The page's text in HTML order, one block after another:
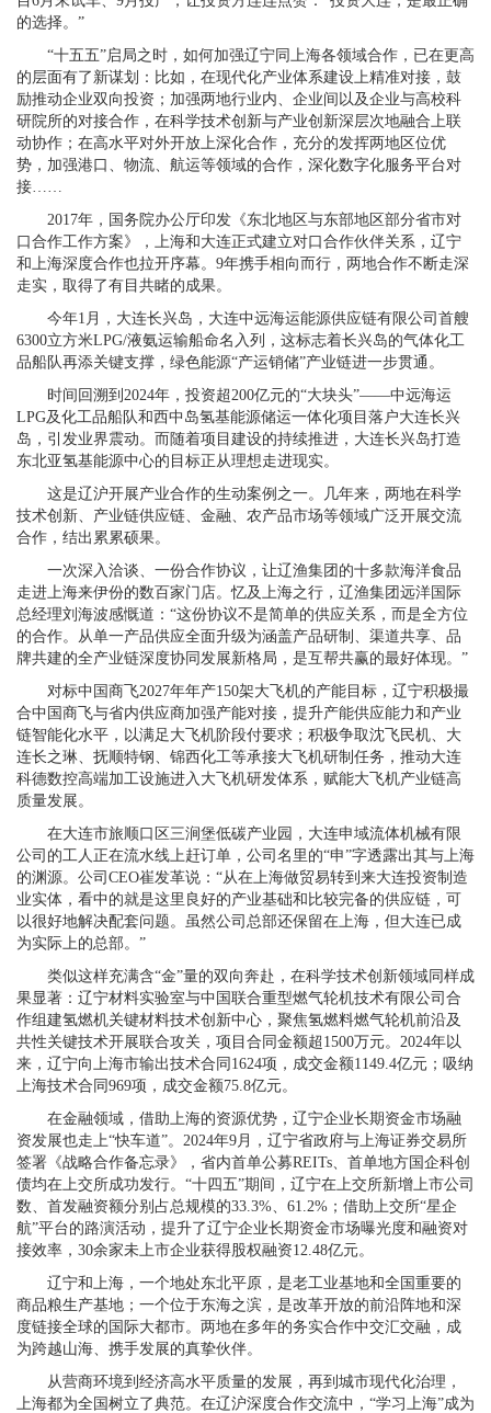
的选择。”
“十五五”启局之时，如何加强辽宁同上海各领域合作，已在更高
的层面有了新谋划：比如，在现代化产业体系建设上精准对接，鼓
励推动企业双向投资；加强两地行业内、企业间以及企业与高校科
研院所的对接合作，在科学技术创新与产业创新深层次地融合上联
动协作；在高水平对外开放上深化合作，充分的发挥两地区位优
势，加强港口、物流、航运等领域的合作，深化数字化服务平台对
接……
2017年，国务院办公厅印发《东北地区与东部地区部分省市对
口合作工作方案》，上海和大连正式建立对口合作伙伴关系，辽宁
和上海深度合作也拉开序幕。9年携手相向而行，两地合作不断走深
走实，取得了有目共睹的成果。
今年1月，大连长兴岛，大连中远海运能源供应链有限公司首艘
6300立方米LPG/液氨运输船命名入列，这标志着长兴岛的气体化工
品船队再添关键支撑，绿色能源“产运销储”产业链进一步贯通。
时间回溯到2024年，投资超200亿元的“大块头”——中远海运
LPG及化工品船队和西中岛氢基能源储运一体化项目落户大连长兴
岛，引发业界震动。而随着项目建设的持续推进，大连长兴岛打造
东北亚氢基能源中心的目标正从理想走进现实。
这是辽沪开展产业合作的生动案例之一。几年来，两地在科学
技术创新、产业链供应链、金融、农产品市场等领域广泛开展交流
合作，结出累累硕果。
一次深入洽谈、一份合作协议，让辽渔集团的十多款海洋食品
走进上海来伊份的数百家门店。忆及上海之行，辽渔集团远洋国际
总经理刘海波感慨道：“这份协议不是简单的供应关系，而是全方位
的合作。从单一产品供应全面升级为涵盖产品研制、渠道共享、品
牌共建的全产业链深度协同发展新格局，是互帮共赢的最好体现。”
对标中国商飞2027年年产150架大飞机的产能目标，辽宁积极撮
合中国商飞与省内供应商加强产能对接，提升产能供应能力和产业
链智能化水平，以满足大飞机阶段付要求；积极争取沈飞民机、大
连长之琳、抚顺特钢、锦西化工等承接大飞机研制任务，推动大连
科德数控高端加工设施进入大飞机研发体系，赋能大飞机产业链高
质量发展。
在大连市旅顺口区三涧堡低碳产业园，大连申域流体机械有限
公司的工人正在流水线上赶订单，公司名里的“申”字透露出其与上海
的渊源。公司CEO崔发革说：“从在上海做贸易转到来大连投资制造
业实体，看中的就是这里良好的产业基础和比较完备的供应链，可
以很好地解决配套问题。虽然公司总部还保留在上海，但大连已成
为实际上的总部。”
类似这样充满含“金”量的双向奔赴，在科学技术创新领域同样成
果显著：辽宁材料实验室与中国联合重型燃气轮机技术有限公司合
作组建氢燃机关键材料技术创新中心，聚焦氢燃料燃气轮机前沿及
共性关键技术开展联合攻关，项目合同金额超1500万元。2024年以
来，辽宁向上海市输出技术合同1624项，成交金额1149.4亿元；吸纳
上海技术合同969项，成交金额75.8亿元。
在金融领域，借助上海的资源优势，辽宁企业长期资金市场融
资发展也走上“快车道”。2024年9月，辽宁省政府与上海证券交易所
签署《战略合作备忘录》，省内首单公募REITs、首单地方国企科创
债均在上交所成功发行。“十四五”期间，辽宁在上交所新增上市公司
数、首发融资额分别占总规模的33.3%、61.2%；借助上交所“星企
航”平台的路演活动，提升了辽宁企业长期资金市场曝光度和融资对
接效率，30余家未上市企业获得股权融资12.48亿元。
辽宁和上海，一个地处东北平原，是老工业基地和全国重要的
商品粮生产基地；一个位于东海之滨，是改革开放的前沿阵地和深
度链接全球的国际大都市。两地在多年的务实合作中交汇交融，成
为跨越山海、携手发展的真挚伙伴。
从营商环境到经济高水平质量的发展，再到城市现代化治理，
上海都为全国树立了典范。在辽沪深度合作交流中，“学习上海”成为